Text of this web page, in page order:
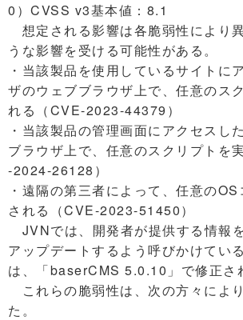
0）CVSS v3基本値：8.1
想定される影響は各脆弱性により
うな影響を受ける可能性がある。
・当該製品を使用しているサイトに
ザのウェブブラウザ上で、任意のス
れる（CVE-2023-44379）
・当該製品の管理画面にアクセスし
ブラウザ上で、任意のスクリプトを
-2024-26128）
・遠隔の第三者によって、任意の
される（CVE-2023-51450）
JVNでは、開発者が提供する情報
アップデートするよう呼びかけてい
は、「baserCMS 5.0.10」で修正さ
これらの脆弱性は、次の方々によ
た。